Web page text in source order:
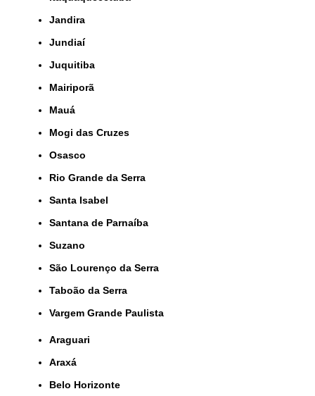
Jandira
Jundiaí
Juquitiba
Mairiporã
Mauá
Mogi das Cruzes
Osasco
Rio Grande da Serra
Santa Isabel
Santana de Parnaíba
Suzano
São Lourenço da Serra
Taboão da Serra
Vargem Grande Paulista
Araguari
Araxá
Belo Horizonte